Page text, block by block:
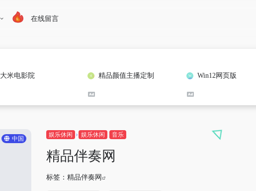
在线留言
大米电影院 精品颜值主播定制 Win12网页版
中国
娱乐休闲 娱乐休闲 音乐
精品伴奏网
标签： 精品伴奏网